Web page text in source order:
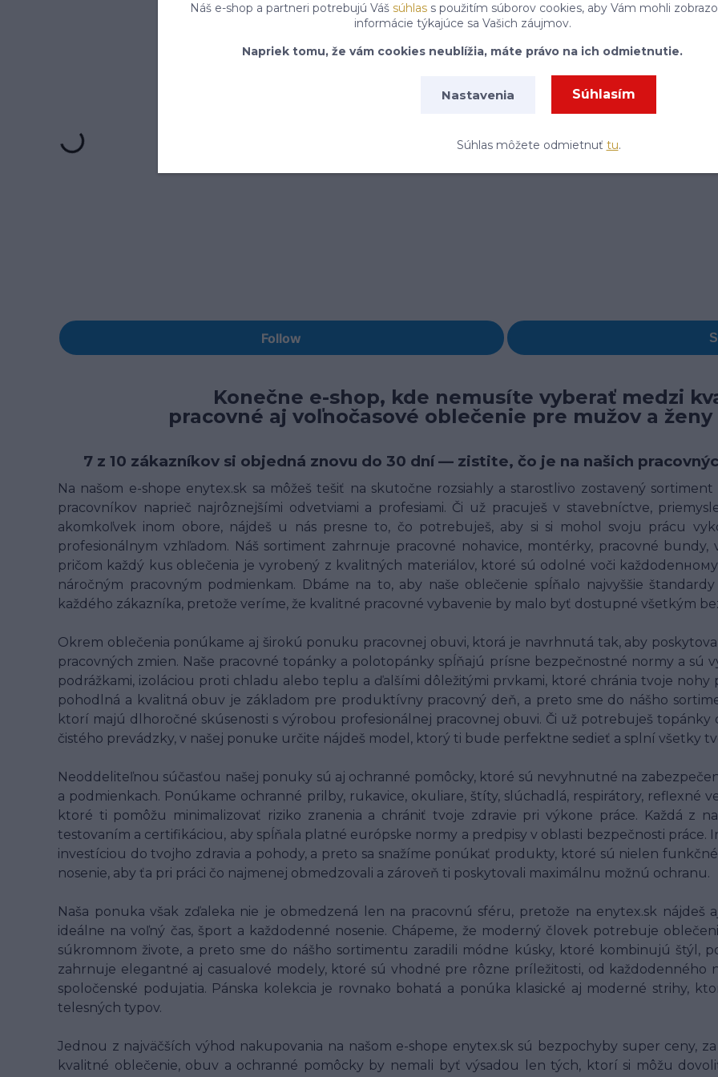
Súhlasím so spracovaním osobných údajov za účelom zasielania newslettera.
Konečne e-shop, kde nemusíte vyberať medzi
pracovné aj voľnočasové oblečenie pre mužov a
7 z 10 zákazníkov si objedná znovu do 30 dní — zistite, čo je na našich
Na našom e-shope enytex.sk sa môžeš tešiť na skutočne rozsiahly a starostlivo zostavený
pracovníkov naprieč najrôznejšími odvetviami a profesiami. Či už pracuješ v stavebníctve,
akomkoľvek inom obore, nájdeš u nás presne to, čo potrebuješ, aby si si mohol svoju prácu
profesionálnym vzhľadom. Náš sortiment zahrnuje pracovné nohavice, montérky, pracovné bundy,
pričom každý kus oblečenia je vyrobený z kvalitných materiálov, ktoré sú odolné voči
náročným pracovným podmienkam. Dbáme na to, aby naše oblečenie spĺňalo najvyššie
každého zákazníka, pretože veríme, že kvalitné pracovné vybavenie by malo byť dostupné všetkým
Okrem oblečenia ponúkame aj širokú ponuku pracovnej obuvi, ktorá je navrhnutá tak, aby
pracovných zmien. Naše pracovné topánky a polotopánky spĺňajú prísne bezpečnostné normy a sú
podrážkami, izoláciou proti chladu alebo teplu a ďalšími dôležitými prvkami, ktoré chránia tvoje
pohodlná a kvalitná obuv je základom pre produktívny pracovný deň, a preto sme do nášho
ktorí majú dlhoročné skúsenosti s výrobou profesionálnej pracovnej obuvi. Či už potrebuješ
čistého prevádzky, v našej ponuke určite nájdeš model, ktorý ti bude perfektne sedieť a splní všetky
Neoddeliteľnou súčasťou našej ponuky sú aj ochranné pomôcky, ktoré sú nevyhnutné na
a podmienkach. Ponúkame ochranné prilby, rukavice, okuliare, štíty, slúchadlá, respirátory, reflexné
ktoré ti pomôžu minimalizovať riziko zranenia a chrániť tvoje zdravie pri výkone práce. Každá z
testovaním a certifikáciou, aby spĺňala platné európske normy a predpisy v oblasti bezpečnosti
investíciou do tvojho zdravia a pohody, a preto sa snažíme ponúkať produkty, ktoré sú nielen
nosenie, aby ťa pri práci čo najmenej obmedzovali a zároveň ti poskytovali maximálnu možnú ochranu.
Naša ponuka však zďaleka nie je obmedzená len na pracovnú sféru, pretože na enytex.sk nájdeš
ideálne na voľný čas, šport a každodenné nosenie. Chápeme, že moderný človek potrebuje
súkromnom živote, a preto sme do nášho sortimentu zaradili módne kúsky, ktoré kombinujú štýl,
zahrnuje elegantné aj casualové modely, ktoré sú vhodné pre rôzne príležitosti, od každodenného
spoločenské podujatia. Pánska kolekcia je rovnako bohatá a ponúka klasické aj moderné strihy,
telesných typov.
Jednou z najväčších výhod nakupovania na našom e-shope enytex.sk sú bezpochyby super ceny,
kvalitné oblečenie, obuv a ochranné pomôcky by nemali byť výsadou len tých, ktorí si môžu
Náš e-shop a partneri potrebujú Váš súhlass použitím súborov cookies, aby Vám mohli
informácie týkajúce sa Vašich záujmov.
Napriek tomu, že vám cookies neublížia, máte právo na ich odmietnutie.
Nastavenia Súhlasím
Súhlas môžete odmietnuť tu.